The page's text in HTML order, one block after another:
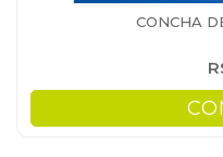
CONCHA